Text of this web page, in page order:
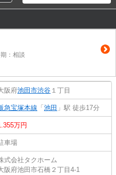
：相談
阪府池田市渋谷 １丁目
急宝塚本線 「 池田 」駅 徒歩17分
万円
車場
式会社タクホーム
阪府池田市石橋２丁目4-1